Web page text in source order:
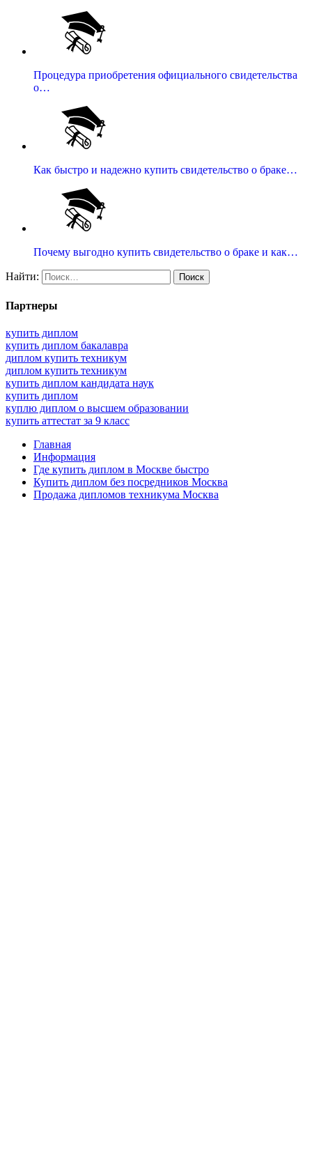
Процедура приобретения официального свидетельства
о…
Как быстро и надежно купить свидетельство о браке…
Почему выгодно купить свидетельство о браке и как…
Найти:
Партнеры
купить диплом
купить диплом бакалавра
диплом купить техникум
диплом купить техникум
купить диплом кандидата наук
купить диплом
куплю диплом о высшем образовании
купить аттестат за 9 класс
Главная
Информация
Где купить диплом в Москве быстро
Купить диплом без посредников Москва
Продажа дипломов техникума Москва